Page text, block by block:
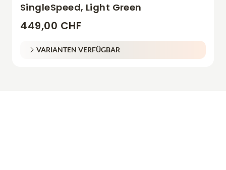
SingleSpeed, Light Green
449,00 CHF
VARIANTEN VERFÜGBAR